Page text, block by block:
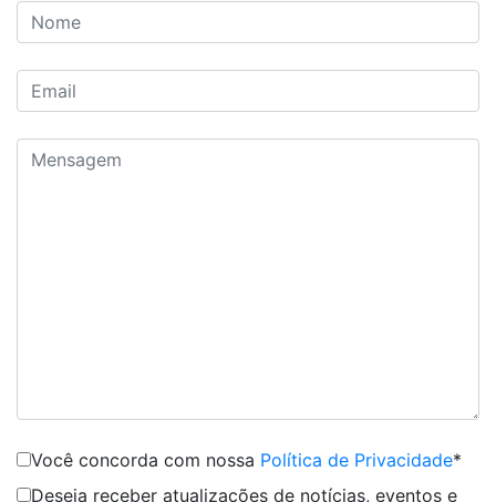
Você concorda com nossa Política de Privacidade*
Deseja receber atualizações de notícias, eventos e